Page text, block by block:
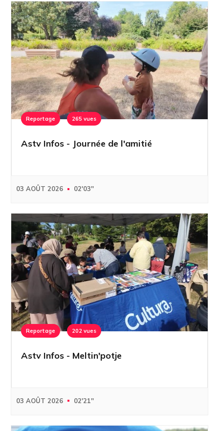
Reportage 265 vues
Astv Infos - Journée de l'amitié
03 AOÛT 2026 02'03''
Reportage 202 vues
Astv Infos - Meltin'potje
03 AOÛT 2026 02'21''